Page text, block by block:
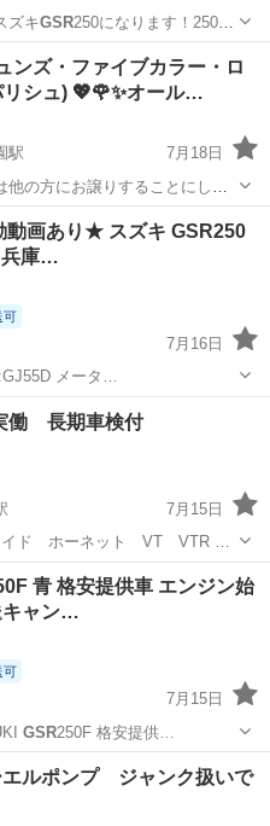
ズキGSR250になります！250cc
ンズ・ファイブカラー・ロ
シュ) 💖🌹✨オール…
駅
7月18日
の方にお譲りすることにしま
ない、珍しい品種だと思います
駅 家庭用品 植物
画あり★ スズキ GSR250
庫…
可
7月16日
式:GJ55D メータ…
GSR
nc31 実働 長期車検付
7月15日
ド ホーネット VT VTR …
ホンダ
青 格安提供車 エンジン始
キャン…
可
7月15日
GSR250F 格安提供…
ルポンプ ジャンク扱いで